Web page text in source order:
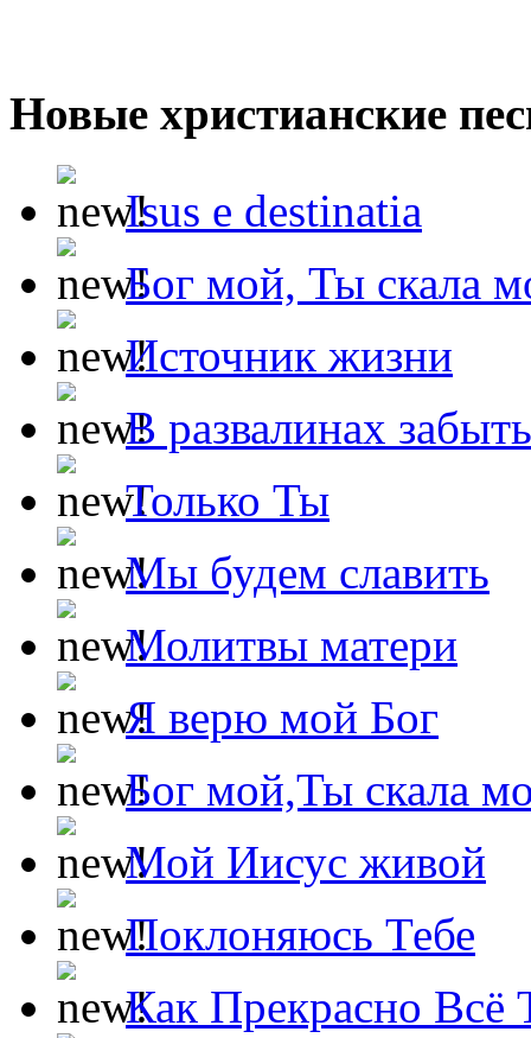
Новые христианские
Isus e destinatia
Бог мой, Ты скала
Источник жизни
В развалинах
Только Ты
Мы будем славить
Молитвы матери
Я верю мой Бог
Бог мой,Ты скала
Мой Иисус живой
Поклоняюсь Тебе
Как Прекрасно Всё